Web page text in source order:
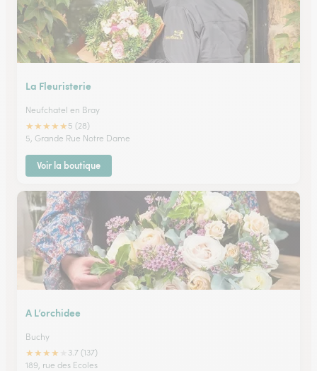
La Fleuristerie
Neufchatel en Bray
★★★★★ 5 (28)
5, Grande Rue Notre Dame
Voir la boutique
A L’orchidee
Buchy
★★★★
3.7 (137)
189, rue des Ecoles